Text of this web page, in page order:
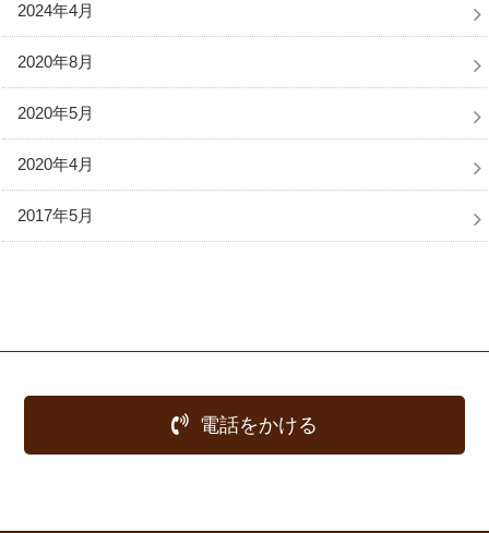
2024年4月
2020年8月
2020年5月
2020年4月
2017年5月
電話をかける